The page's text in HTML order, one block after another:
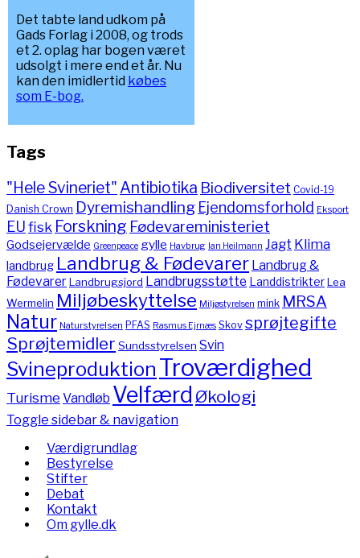
Det tabte land udkom på
Gads Forlag i 2008, og trods
et 2. oplag har bogen været
udsolgt i mere end et år. Nu
kan den imidlertid købes
som E-bog.
Tags
"Hele Svineriet" Antibiotika Biodiversitet Covid-19
Danish Crown Dyremishandling Ejendomsforhold Eksport
EUfisk Forskning Fødevareministeriet
Godsejervælde Greenpeace gylle Havbrug Ian Heilmann Jagt Klima
landbrug Landbrug & Fødevarer Landbrug &
FødevarerLandbrugsjord Landbrugsstøtte LanddistrikterLea
Wermelin Miljøbeskyttelse Miljøstyrelsen mink MRSA
Natur Naturstyrelsen PFAS Rasmus Ejrnæs Skov sprøjtegifte
Sprøjtemidler Sundsstyrelsen Svin
Svineproduktion Troværdighed
TurismeVandløb Velfærd Økologi
Toggle sidebar & navigation
Værdigrundlag
Bestyrelse
Stifter
Debat
Kontakt
Om gylle.dk